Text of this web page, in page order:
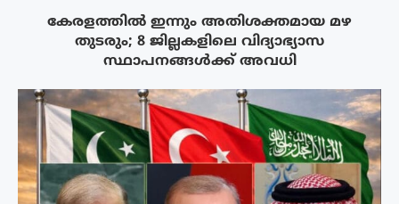
കേരളത്തിൽ ഇന്നും അതിശക്തമായ മഴ
തുടരും; 8 ജില്ലകളിലെ വിദ്യാഭ്യാസ
സ്ഥാപനങ്ങൾക്ക് അവധി